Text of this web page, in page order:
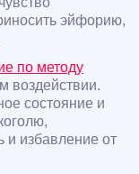
эйфорию,
по методу
воздействии.
состояние и
и избавление от